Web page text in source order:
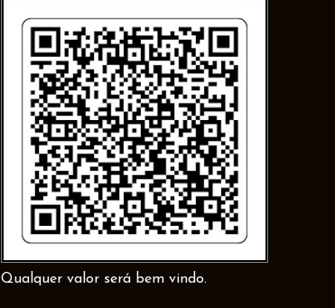
Qualquer valor será bem vindo.